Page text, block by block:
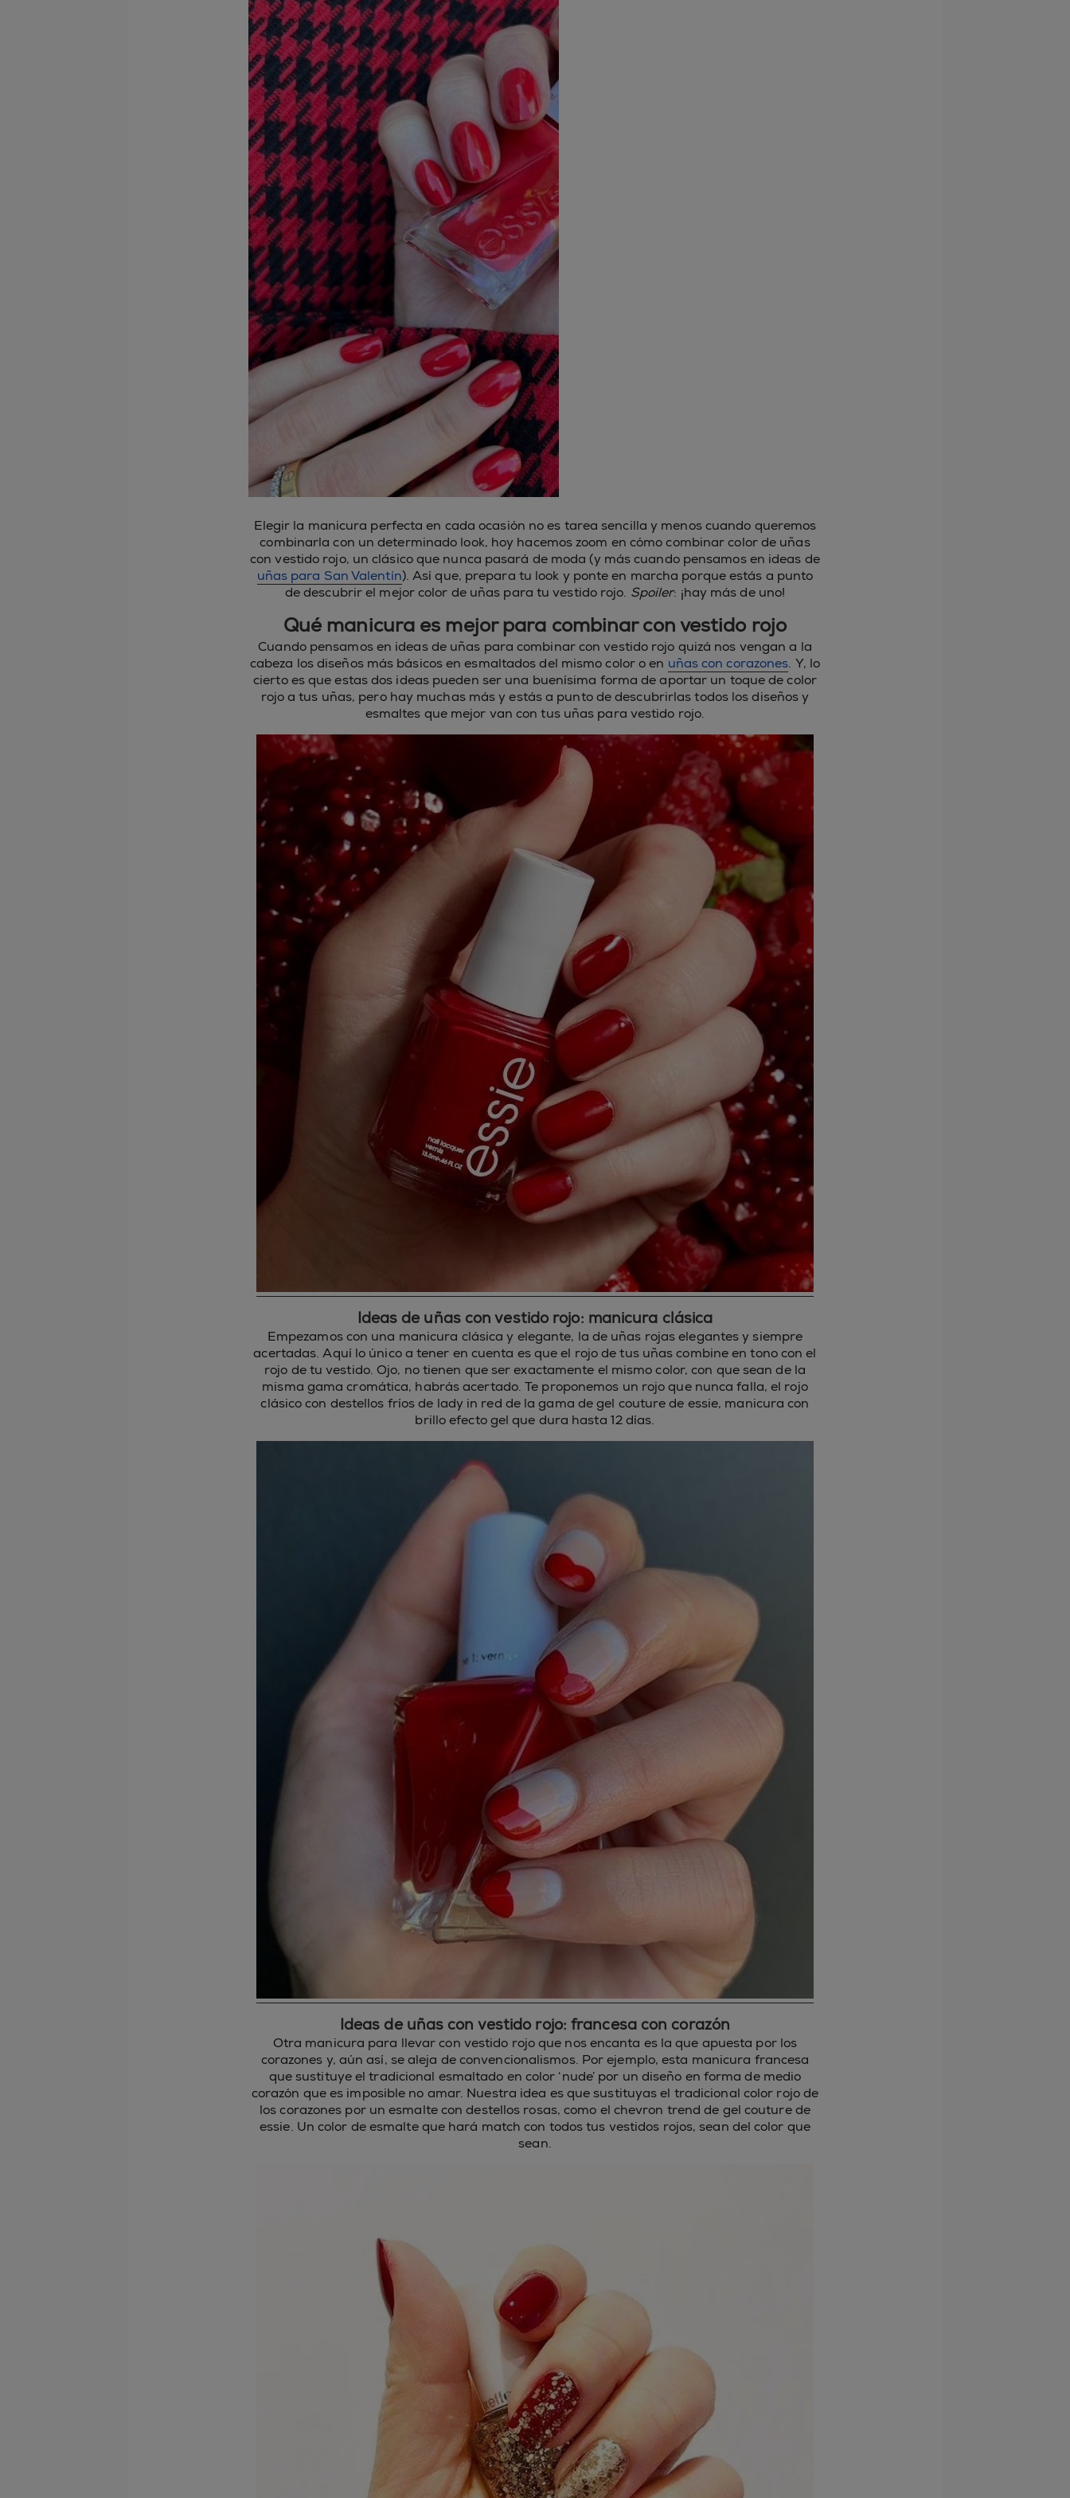
Elegir la manicura perfecta en cada ocasión no es tarea sencilla y menos cuando queremos
combinarla con un determinado look, hoy hacemos zoom en cómo combinar color de uñas
con vestido rojo, un clásico que nunca pasará de moda (y más cuando pensamos en ideas de
uñas para San Valentín). Así que, prepara tu look y ponte en marcha porque estás a punto
de descubrir el mejor color de uñas para tu vestido rojo. Spoiler: ¡hay más de uno!
Qué manicura es mejor para combinar con vestido rojo
Cuando pensamos en ideas de uñas para combinar con vestido rojo quizá nos vengan a la
cabeza los diseños más básicos en esmaltados del mismo color o en uñas con corazones. Y, lo
cierto es que estas dos ideas pueden ser una buenísima forma de aportar un toque de color
rojo a tus uñas, pero hay muchas más y estás a punto de descubrirlas todos los diseños y
esmaltes que mejor van con tus uñas para vestido rojo.
Ideas de uñas con vestido rojo: manicura clásica
Empezamos con una manicura clásica y elegante, la de uñas rojas elegantes y siempre
acertadas. Aquí lo único a tener en cuenta es que el rojo de tus uñas combine en tono con el
rojo de tu vestido. Ojo, no tienen que ser exactamente el mismo color, con que sean de la
misma gama cromática, habrás acertado. Te proponemos un rojo que nunca falla, el rojo
clásico con destellos fríos de lady in red de la gama de gel couture de essie, manicura con
brillo efecto gel que dura hasta 12 días.
Ideas de uñas con vestido rojo: francesa con corazón
Otra manicura para llevar con vestido rojo que nos encanta es la que apuesta por los
corazones y, aún así, se aleja de convencionalismos. Por ejemplo, esta manicura francesa
que sustituye el tradicional esmaltado en color ‘nude’ por un diseño en forma de medio
corazón que es imposible no amar. Nuestra idea es que sustituyas el tradicional color rojo de
los corazones por un esmalte con destellos rosas, como el chevron trend de gel couture de
essie. Un color de esmalte que hará match con todos tus vestidos rojos, sean del color que
sean.